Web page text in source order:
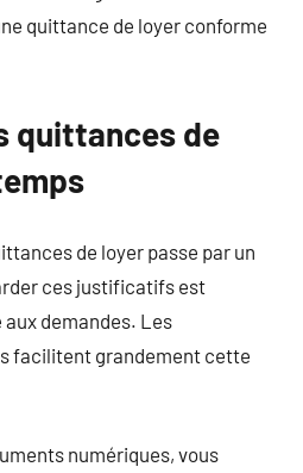
quittance de loyer conforme
quittances de
de loyer passe par un
ces justificatifs est
demandes. Les
facilitent grandement cette
numériques, vous